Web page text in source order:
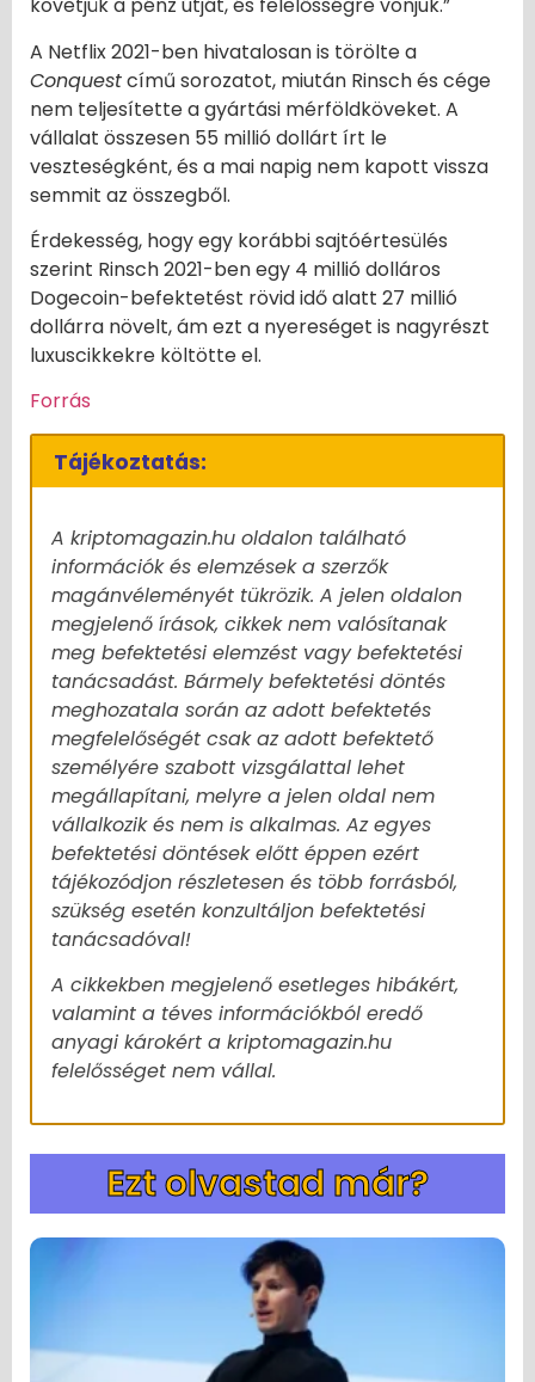
követjük a pénz útját, és felelősségre vonjuk.”
A Netflix 2021-ben hivatalosan is törölte a
Conquestcímű sorozatot, miután Rinsch és cége
nem teljesítette a gyártási mérföldköveket. A
vállalat összesen 55 millió dollárt írt le
veszteségként, és a mai napig nem kapott vissza
semmit az összegből.
Érdekesség, hogy egy korábbi sajtóértesülés
szerint Rinsch 2021-ben egy 4 millió dolláros
Dogecoin-befektetést rövid idő alatt 27 millió
dollárra növelt, ám ezt a nyereséget is nagyrészt
luxuscikkekre költötte el.
Forrás
Tájékoztatás:
A kriptomagazin.hu oldalon található
információk és elemzések a szerzők
magánvéleményét tükrözik. A jelen oldalon
megjelenő írások, cikkek nem valósítanak
meg befektetési elemzést vagy befektetési
tanácsadást. Bármely befektetési döntés
meghozatala során az adott befektetés
megfelelőségét csak az adott befektető
személyére szabott vizsgálattal lehet
megállapítani, melyre a jelen oldal nem
vállalkozik és nem is alkalmas. Az egyes
befektetési döntések előtt éppen ezért
tájékozódjon részletesen és több forrásból,
szükség esetén konzultáljon befektetési
tanácsadóval!
A cikkekben megjelenő esetleges hibákért,
valamint a téves információkból eredő
anyagi károkért a kriptomagazin.hu
felelősséget nem vállal.
Ezt olvastad már?